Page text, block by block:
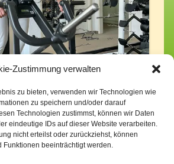
Zustimmung verwalten
zu bieten, verwenden wir Technologien wie
zu speichern und/oder darauf
Technologien zustimmst, können wir Daten
eindeutige IDs auf dieser Website verarbeiten.
nicht erteilst oder zurückziehst, können
Funktionen beeinträchtigt werden.